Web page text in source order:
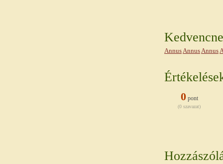
AnnusAnnusAnnus
0pont
(0 szavazat)